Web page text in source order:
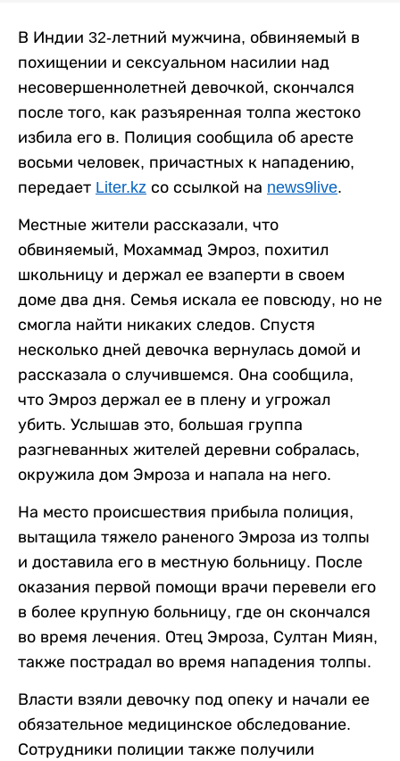
В Индии 32-летний мужчина, обвиняемый в
похищении и сексуальном насилии над
несовершеннолетней девочкой, скончался
после того, как разъяренная толпа жестоко
избила его в. Полиция сообщила об аресте
восьми человек, причастных к нападению,
передает Liter.kz со ссылкой на news9live.
Местные жители рассказали, что
обвиняемый, Мохаммад Эмроз, похитил
школьницу и держал ее взаперти в своем
доме два дня. Семья искала ее повсюду, но не
смогла найти никаких следов. Спустя
несколько дней девочка вернулась домой и
рассказала о случившемся. Она сообщила,
что Эмроз держал ее в плену и угрожал
убить. Услышав это, большая группа
разгневанных жителей деревни собралась,
окружила дом Эмроза и напала на него.
На место происшествия прибыла полиция,
вытащила тяжело раненого Эмроза из толпы
и доставила его в местную больницу. После
оказания первой помощи врачи перевели его
в более крупную больницу, где он скончался
во время лечения. Отец Эмроза, Султан Миян,
также пострадал во время нападения толпы.
Власти взяли девочку под опеку и начали ее
обязательное медицинское обследование.
Сотрудники полиции также получили